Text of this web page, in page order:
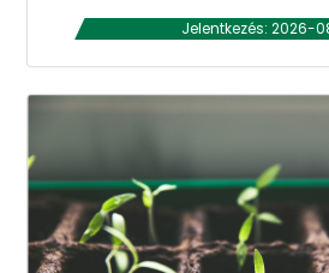
Jelentkezés: 2026-